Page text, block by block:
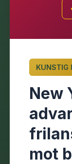
KUNSTIG
New
mot